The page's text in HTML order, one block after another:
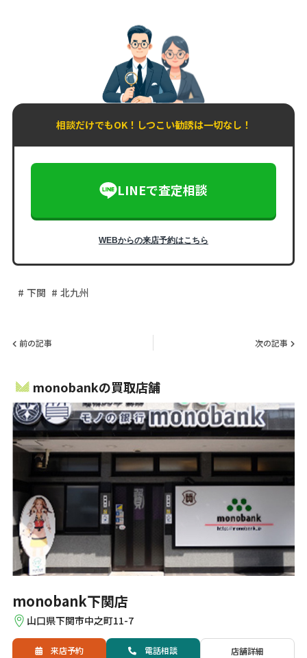
相談だけでもOK！しつこい勧誘は一切なし！
LINEで査定相談
WEBからの来店予約はこちら
下関 北九州
前の記事 次の記事
monobankの買取店舗
monobank下関店
山口県下関市中之町11-7
来店予約 電話相談 店舗詳細